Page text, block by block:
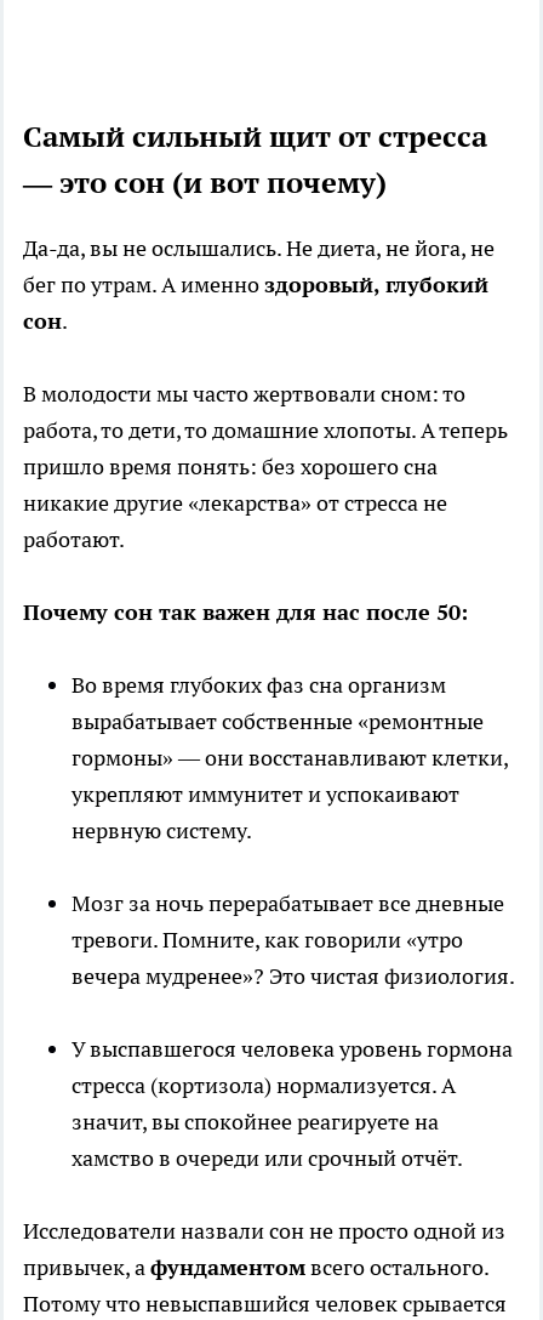
Самый сильный щит от стресса
— это сон (и вот почему)
Да-да, вы не ослышались. Не диета, не йога, не
бег по утрам. А именноздоровый, глубокий
сон.
В молодости мы часто жертвовали сном: то
работа, то дети, то домашние хлопоты. А теперь
пришло время понять: без хорошего сна
никакие другие «лекарства» от стресса не
работают.
Почему сон так важен для нас после 50:
Во время глубоких фаз сна организм
вырабатывает собственные «ремонтные
гормоны» — они восстанавливают клетки,
укрепляют иммунитет и успокаивают
нервную систему.
Мозг за ночь перерабатывает все дневные
тревоги. Помните, как говорили «утро
вечера мудренее»? Это чистая физиология.
У выспавшегося человека уровень гормона
стресса (кортизола) нормализуется. А
значит, вы спокойнее реагируете на
хамство в очереди или срочный отчёт.
Исследователи назвали сон не просто одной из
привычек, афундаментомвсего остального.
Потому что невыспавшийся человек срывается